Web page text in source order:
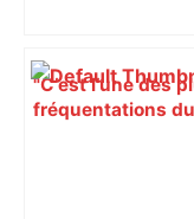
"C’est l’une des
fréquentations